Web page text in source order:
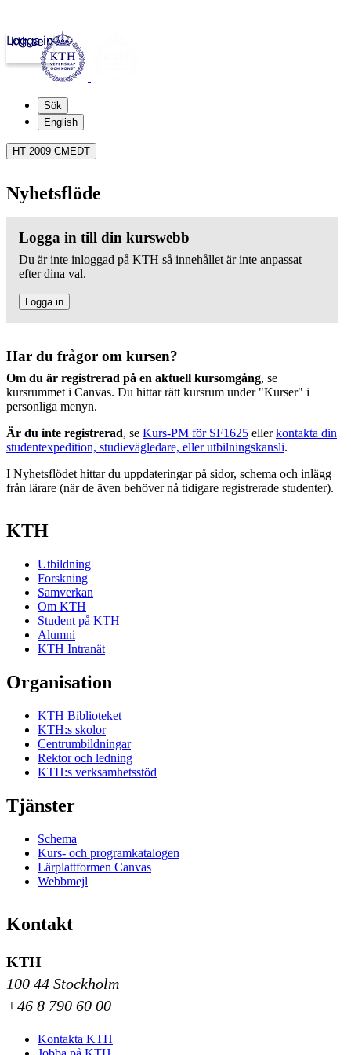
kth.se
Logga in
Sök
English
HT 2009 CMEDT
Nyhetsflöde
Logga in till din kurswebb
Du är inte inloggad på KTH så innehållet är inte anpassat
efter dina val.
Logga in
Har du frågor om kursen?
Om du är registrerad på en aktuell kursomgång, se
kursrummet i Canvas. Du hittar rätt kursrum under "Kurser" i
personliga menyn.
Är du inte registrerad, se Kurs-PM för SF1625 ellerkontakta din
studentexpedition, studievägledare, eller utbilningskansli.
I Nyhetsflödet hittar du uppdateringar på sidor, schema och inlägg
från lärare (när de även behöver nå tidigare registrerade studenter).
KTH
Utbildning
Forskning
Samverkan
Om KTH
Student på KTH
Alumni
KTH Intranät
Organisation
KTH Biblioteket
KTH:s skolor
Centrumbildningar
Rektor och ledning
KTH:s verksamhetsstöd
Tjänster
Schema
Kurs- och programkatalogen
Lärplattformen Canvas
Webbmejl
Kontakt
KTH
100 44 Stockholm
+46 8 790 60 00
Kontakta KTH